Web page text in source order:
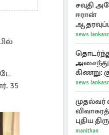
35
சவுதி
ஈரான்
கிழக்கு
news
கிணறு:
சுவாரஸ்ய
news
முதல்வர்
புதிய
வாபஸ்
manithan